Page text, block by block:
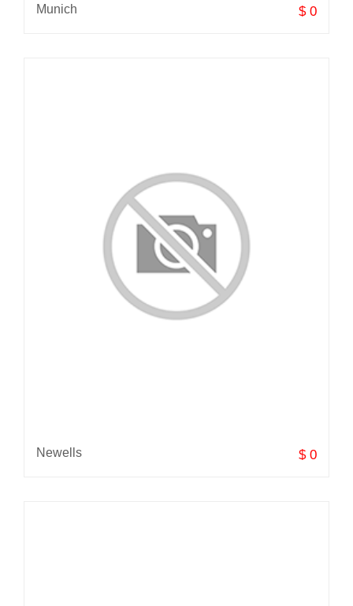
Munich $ 0
Newells $ 0